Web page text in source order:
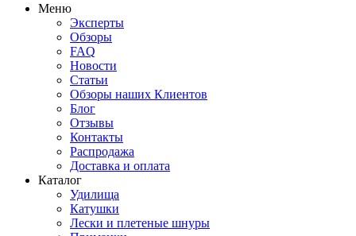
Меню
Эксперты
Обзоры
FAQ
Новости
Статьи
Обзоры наших Клиентов
Блог
Отзывы
Контакты
Распродажа
Доставка и оплата
Каталог
Удилища
Катушки
Лески и плетеные шнуры